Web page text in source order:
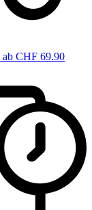
ab CHF 69.90